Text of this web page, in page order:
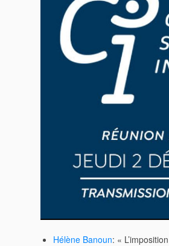
Hélène Banoun: «